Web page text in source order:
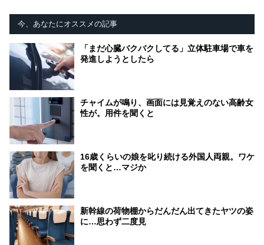
今、あなたにオススメの記事
「まだ心臓バクバクしてる」立体駐車場で車を
発進しようとしたら
チャイムが鳴り、画面には見覚えのない高齢女
性が。用件を聞くと
16歳くらいの娘を叱り続ける外国人両親。ワケ
を聞くと…マジか
新幹線の荷物棚からだんだん出てきたヤツの姿
に…思わず二度見